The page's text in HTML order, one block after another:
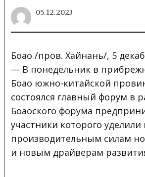
05.12.2023
Боао /пров. Хайнань/, 5
— В понедельник в
Боао южно-китайской
состоялся главный форум в
Боаоского форума
участники которого
производительным силам
и новым драйверам